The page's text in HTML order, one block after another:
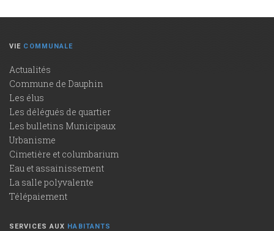
VIE COMMUNALE
Actualités
Commune de Dauphin
Les élus
Les délégués de quartier
Les bulletins Municipaux
Urbanisme
Cimetière et columbarium
Eau et assainissement
La salle polyvalente
Télépaiement
SERVICES AUX HABITANTS